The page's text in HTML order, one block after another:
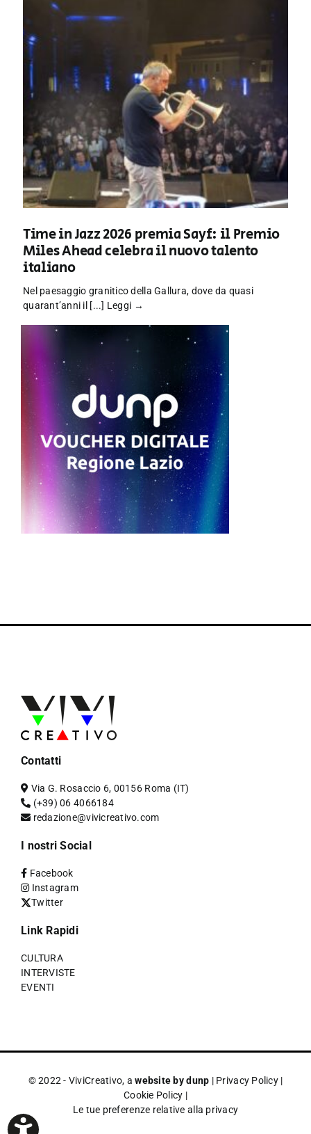
Time in Jazz 2026 premia Sayf: il Premio
Miles Ahead celebra il nuovo talento
italiano
Nel paesaggio granitico della Gallura, dove da quasi
quarant’anni il [...] Leggi →
Contatti
Via G. Rosaccio 6, 00156 Roma (IT)
(+39) 06 4066184
redazione@vivicreativo.com
I nostri Social
Facebook
Instagram
Twitter
Link Rapidi
CULTURA
INTERVISTE
EVENTI
© 2022 - ViviCreativo, awebsite by dunp | Privacy Policy|
Cookie Policy |
Le tue preferenze relative alla privacy